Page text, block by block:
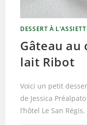
DESSERT À
Gâteau au
lait Ribot
Voici un petit
de Jessica
l’hôtel Le San